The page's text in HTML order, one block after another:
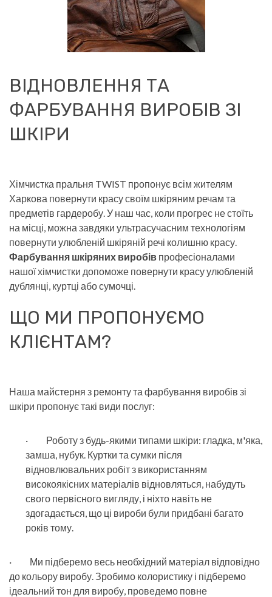
ВІДНОВЛЕННЯ ТА
ФАРБУВАННЯ ВИРОБІВ ЗІ
ШКІРИ
Хімчистка пральня TWIST пропонує всім жителям
Харкова повернути красу своїм шкіряним речам та
предметів гардеробу. У наш час, коли прогрес не стоїть
на місці, можна завдяки ультрасучасним технологіям
повернути улюбленій шкіряній речі колишню красу.
Фарбування шкіряних виробів професіоналами
нашої хімчистки допоможе повернути красу улюбленій
дублянці, куртці або сумочці.
ЩО МИ ПРОПОНУЄМО
КЛІЄНТАМ?
Наша майстерня з ремонту та фарбування виробів зі
шкіри пропонує такі види послуг:
· Роботу з будь-якими типами шкіри: гладка, м'яка,
замша, нубук. Куртки та сумки після
відновлювальних робіт з використанням
високоякісних матеріалів відновляться, набудуть
свого первісного вигляду, і ніхто навіть не
здогадається, що ці вироби були придбані багато
років тому.
· Ми підберемо весь необхідний матеріал відповідно
до кольору виробу. Зробимо колористику і підберемо
ідеальний тон для виробу, проведемо повне